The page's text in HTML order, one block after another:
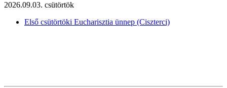
2026.09.03. csütörtök
Első csütörtöki Eucharisztia ünnep (Ciszterci)